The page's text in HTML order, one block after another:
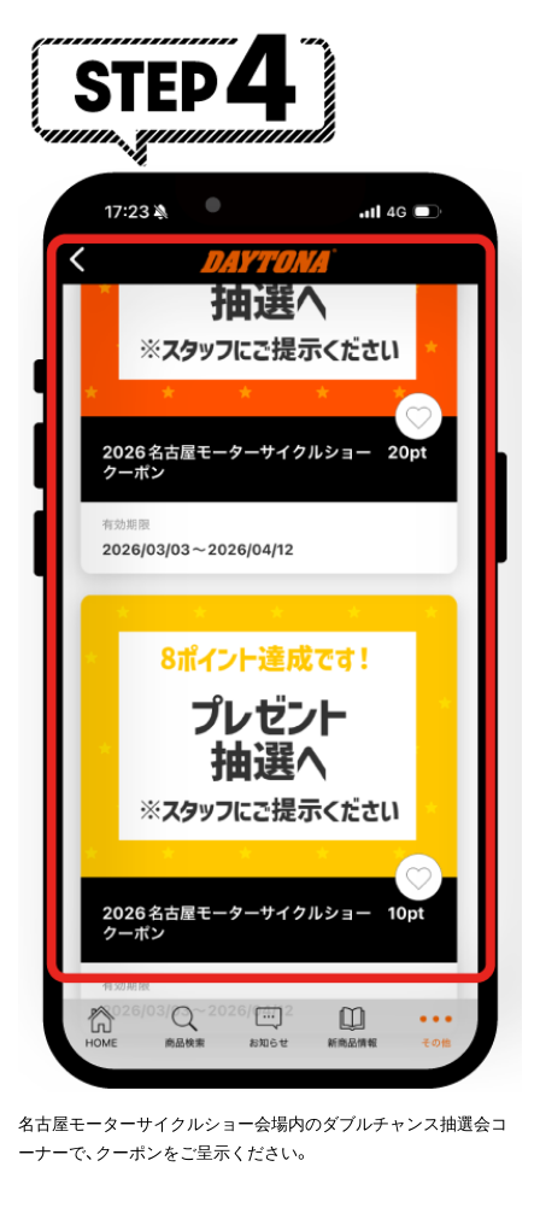
名古屋モーターサイクルショー会場内のダブルチャンス抽選会コ
ーナーで、クーポンをご呈示ください。